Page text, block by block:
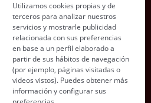
Utilizamos cookies propias y de
terceros para analizar nuestros
servicios y mostrarle publicidad
relacionada con sus preferencias
en base a un perfil elaborado a
partir de sus hábitos de navegación
(por ejemplo, páginas visitadas o
videos vistos). Puedes obtener más
información y configurar sus